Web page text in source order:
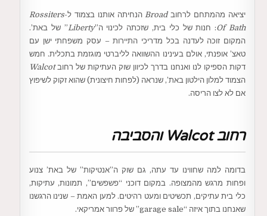
יציאה מהמתחם לרחובBroadהנחיתה אותנו בצמוד ל-Rossiters
Of Bath: חנות של כלי בית, שזכתה לכינוי ה”Liberty” של באת’.
המקום זוכה לעדנה בכל מדריכי התיירות – עסק משפחתי ישן עם
טאצ’ אופנתי, אולם בעינינו ההשוואה לליברטי מוגזמת בתכלית. חמש
דקות הספיקו לנו ואנחנו בדרך לכיוון שוק העתיקות של רחובWalcot
הצמוד למלון הילטון באת’, שנראה (לפחות חיצונית) שהוא זקוק לשיפוץ
אם לא לצו הריסה.
רחוב Walcot והסביבה
בדומה למה שחווינו עד עתה, גם שוק ה”אנטיקות” של באת’ צנוע
ופחות מרגש מהמצופה. במקום דוכני “פשפשים”, תמונות, עתיקות,
כלי בית עתיקים, תכשיטים ומעט רהיטים. למען האמת – שנינו הרגשנו
שאנחנו בתוך איזה “garage sale” של פרוור אמריקאי.